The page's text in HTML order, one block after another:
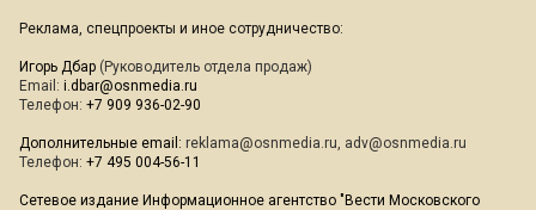
Реклама, спецпроекты и иное сотрудничество:
Игорь Дбар (Руководитель отдела продаж)
Email: i.dbar@osnmedia.ru
Телефон: +7 909 936-02-90
Дополнительные email: reklama@osnmedia.ru, adv@osnmedia.ru
Телефон: +7 495 004-56-11
Сетевое издание Информационное агентство "Вести Московского